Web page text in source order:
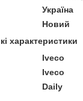
Україна
Новий
характеристики
Iveco
Iveco
Daily